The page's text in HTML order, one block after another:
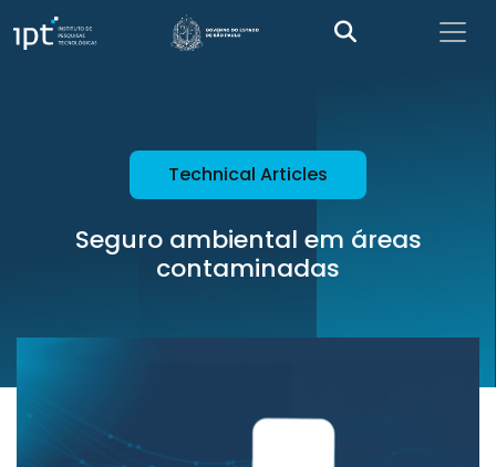
Technical Articles
Seguro ambiental em áreas
contaminadas